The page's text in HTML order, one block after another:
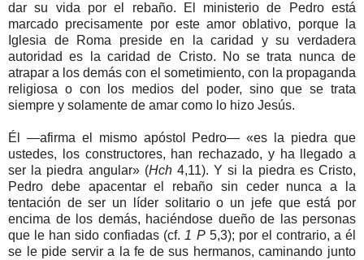
dar su vida por el rebaño. El ministerio de Pedro está
marcado precisamente por este amor oblativo, porque la
Iglesia de Roma preside en la caridad y su verdadera
autoridad es la caridad de Cristo. No se trata nunca de
atrapar a los demás con el sometimiento, con la propaganda
religiosa o con los medios del poder, sino que se trata
siempre y solamente de amar como lo hizo Jesús.
Él —afirma el mismo apóstol Pedro— «es la piedra que
ustedes, los constructores, han rechazado, y ha llegado a
ser la piedra angular» (Hch4,11). Y si la piedra es Cristo,
Pedro debe apacentar el rebaño sin ceder nunca a la
tentación de ser un líder solitario o un jefe que está por
encima de los demás, haciéndose dueño de las personas
que le han sido confiadas (cf. 1 P5,3); por el contrario, a él
se le pide servir a la fe de sus hermanos, caminando junto